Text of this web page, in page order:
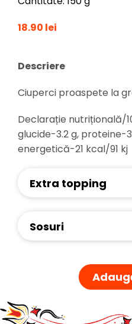
18.90 lei
Descriere
Ciuperci proaspete la
Declarație nutrițională/
glucide-3.2 g, proteine-
energetică-21 kcal/91 kj
Extra topping
Sosuri